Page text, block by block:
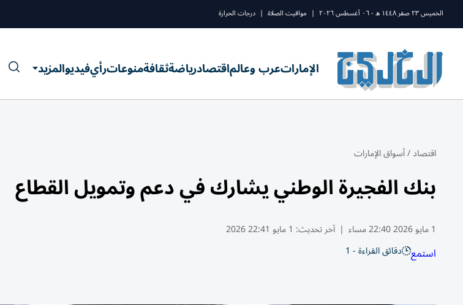
الخميس ٢٣ صفر ١٤٤٨ ه - ٠٦ أغسطس ٢٠٢٦ | مواقيت الصلاة | درجات الحرارة
الإماراتعرب وعالماقتصادرياضةثقافةمنوعاترأيفيديوالمزيد
اقتصاد/أسواق الإمارات
بنك الفجيرة الوطني يشارك في دعم وتمويل القطاع
1 مايو 2026 22:40 مساء | آخر تحديث: 1 مايو 22:41 2026
استمع دقائق القراءة - 1